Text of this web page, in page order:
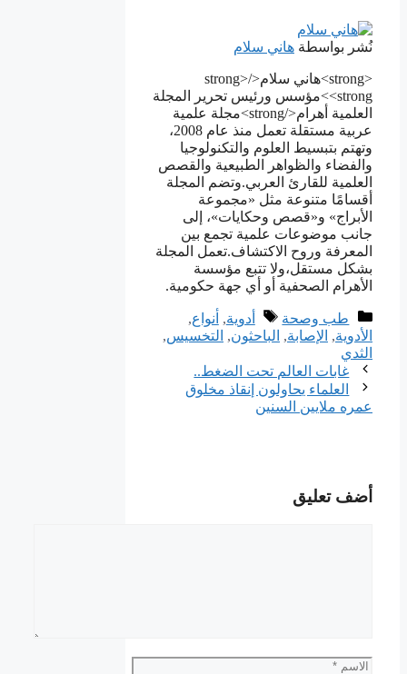
نُشر بواسطة هاني سلام
<strong>هاني سلام</strong>
<strong>مؤسس ورئيس تحرير المجلة
العلمية أهرام</strong>مجلة علمية
عربية مستقلة تعمل منذ عام 2008،
وتهتم بتبسيط العلوم والتكنولوجيا
والفضاء والظواهر الطبيعية والقصص
العلمية للقارئ العربي.وتضم المجلة
أقسامًا متنوعة مثل «مجموعة
الأبراج» و«قصص وحكايات»، إلى
جانب موضوعات علمية تجمع بين
المعرفة وروح الاكتشاف.تعمل المجلة
بشكل مستقل،ولا تتبع مؤسسة
الأهرام الصحفية أو أي جهة حكومية.
التصنيفات
طب وصحة الوسوم
أدوية, ﺃﻧﻮﺍﻉ,
الأدوية, ﺍﻹﺻﺎﺑﺔ, الباحثون, التخسيس,
الثدي
غابات العالم تحت الضغط..
العلماء يحاولون إنقاذ مخلوق
عمره ملايين السنين
أضف تعليق
الاسم